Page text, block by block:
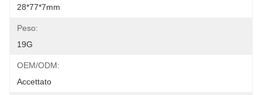
28*77*7mm
Peso:
19G
OEM/ODM:
Accettato